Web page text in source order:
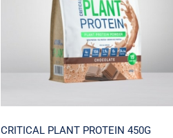
450G
Applied Nutrition Proteinko Svi proizvodi
2.100,00рсд
CRITICAL PLANT PROTEIN 450G